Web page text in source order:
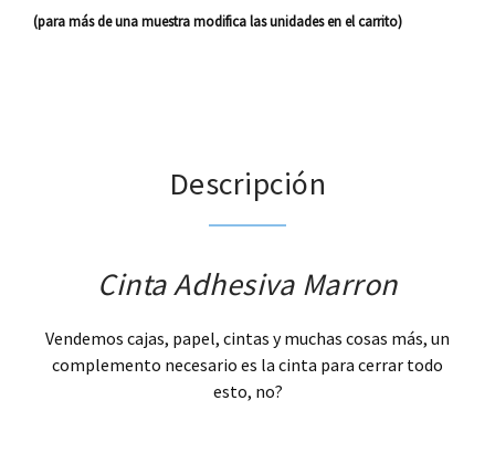
(para más de una muestra modifica las unidades en el carrito)
Descripción
Cinta Adhesiva Marron
Vendemos cajas, papel, cintas y muchas cosas más, un
complemento necesario es la cinta para cerrar todo
esto, no?